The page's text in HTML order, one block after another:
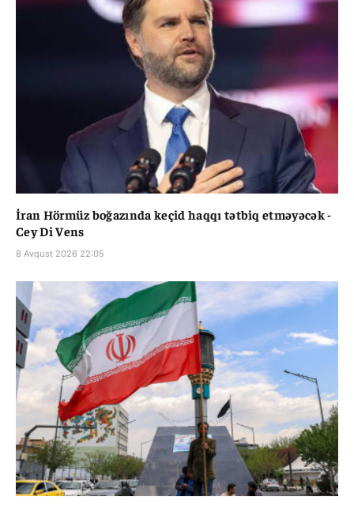
İran Hörmüz boğazında keçid haqqı tətbiq etməyəcək -
Cey Di Vens
8 Avqust 2026 22:05